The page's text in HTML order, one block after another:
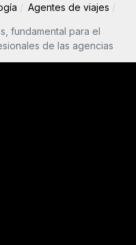
Agentes de viajes
fundamental para el
de las agencias